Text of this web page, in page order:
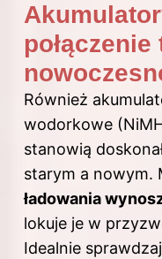
Również
wodorkowe
stanowią
starym a nowym.
ładowania
lokuje je w
Idealnie